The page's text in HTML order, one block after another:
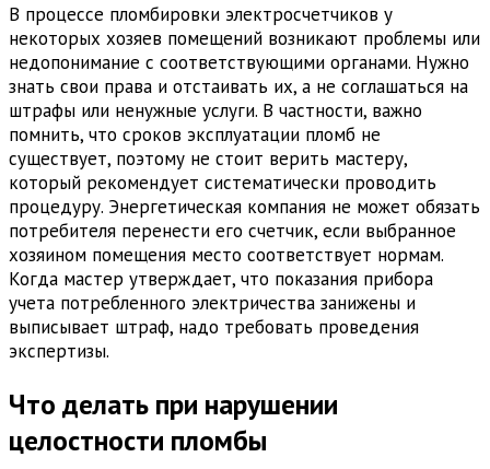
В процессе пломбировки электросчетчиков у
некоторых хозяев помещений возникают проблемы или
недопонимание с соответствующими органами. Нужно
знать свои права и отстаивать их, а не соглашаться на
штрафы или ненужные услуги. В частности, важно
помнить, что сроков эксплуатации пломб не
существует, поэтому не стоит верить мастеру,
который рекомендует систематически проводить
процедуру. Энергетическая компания не может обязать
потребителя перенести его счетчик, если выбранное
хозяином помещения место соответствует нормам.
Когда мастер утверждает, что показания прибора
учета потребленного электричества занижены и
выписывает штраф, надо требовать проведения
экспертизы.
Что делать при нарушении
целостности пломбы